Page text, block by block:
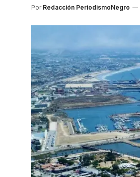
Por Redacción PeriodismoNegro